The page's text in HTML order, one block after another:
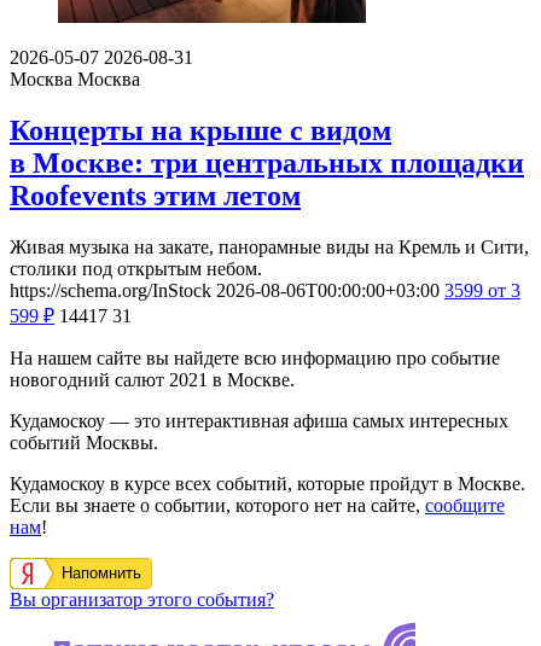
2026-05-07 2026-08-31
Москва Москва
Концерты на крыше с видом
в Москве: три центральных площадки
Roofevents этим летом
Живая музыка на закате, панорамные виды на Кремль и Сити,
столики под открытым небом.
https://schema.org/InStock 2026-08-06T00:00:00+03:00 3599 от 3
599 ₽ 14417 31
На нашем сайте вы найдете всю информацию про событие
новогодний салют 2021 в Москве.
Кудамоскоу — это интерактивная афиша самых интересных
событий Москвы.
Кудамоскоу в курсе всех событий, которые пройдут в Москве.
Если вы знаете о событии, которого нет на сайте, сообщите
нам!
Напомнить
Вы организатор этого события?